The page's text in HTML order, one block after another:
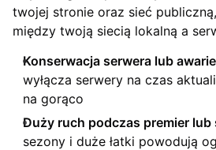
twojej stronie oraz sieć
między twoją siecią lokalną a
Konserwacja serwera lub awarie
wyłącza serwery na czas
na gorąco
Duży ruch podczas premier lub
sezony i duże łatki powodują